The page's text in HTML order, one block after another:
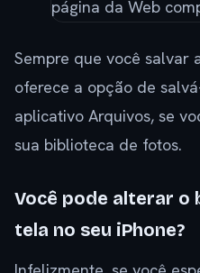
Sempre que você salvar
oferece a opção de
aplicativo Arquivos, se
sua biblioteca de fotos.
Você pode alterar o
tela no seu iPhone?